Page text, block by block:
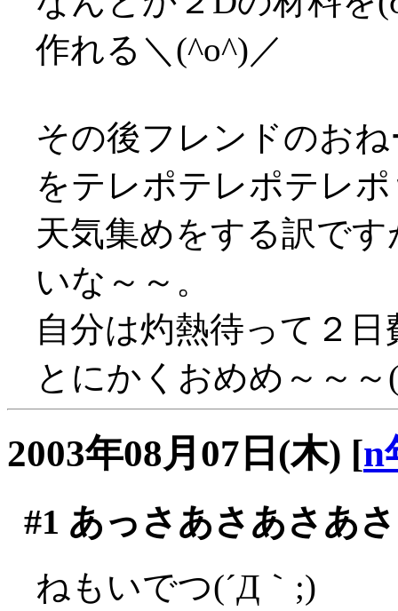
作れる＼(^o^)／
その後フレンドのお
をテレポテレポテレ
天気集めをする訳で
いな～～。
自分は灼熱待って２
とにかくおめめ～～
2003年08月07日(木) [n
#1 あっさあさあさあ
ねもいでつ(´Д｀;)